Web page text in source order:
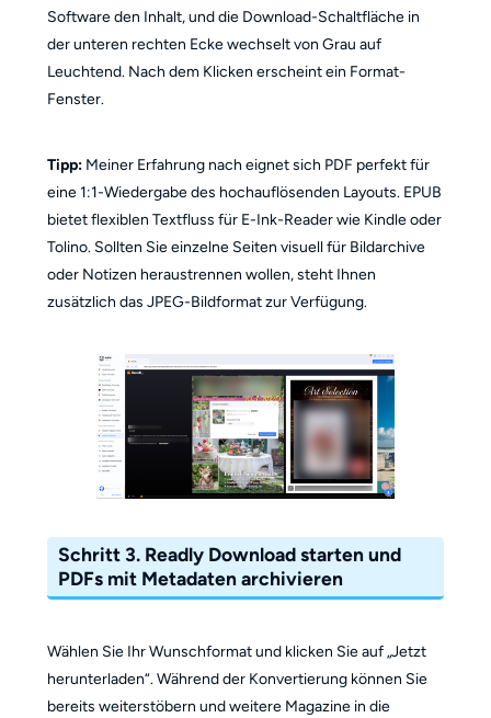
Software den Inhalt, und die Download-Schaltfläche in
der unteren rechten Ecke wechselt von Grau auf
Leuchtend. Nach dem Klicken erscheint ein Format-
Fenster.
Tipp: Meiner Erfahrung nach eignet sich PDF perfekt für
eine 1:1-Wiedergabe des hochauflösenden Layouts. EPUB
bietet flexiblen Textfluss für E-Ink-Reader wie Kindle oder
Tolino. Sollten Sie einzelne Seiten visuell für Bildarchive
oder Notizen heraustrennen wollen, steht Ihnen
zusätzlich das JPEG-Bildformat zur Verfügung.
Schritt 3. Readly Download starten und
PDFs mit Metadaten archivieren
Wählen Sie Ihr Wunschformat und klicken Sie auf „Jetzt
herunterladen“. Während der Konvertierung können Sie
bereits weiterstöbern und weitere Magazine in die